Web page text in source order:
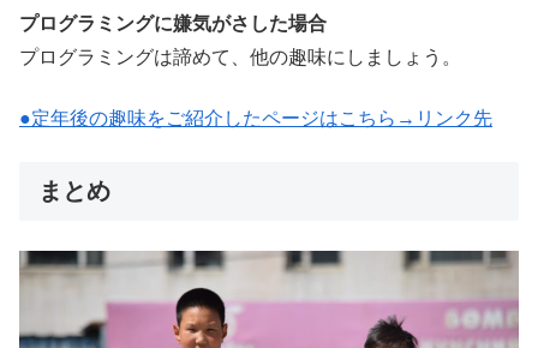
プログラミングに嫌気がさした場合
プログラミングは諦めて、他の趣味にしましょう。
●定年後の趣味をご紹介したページはこちら→リンク先
まとめ